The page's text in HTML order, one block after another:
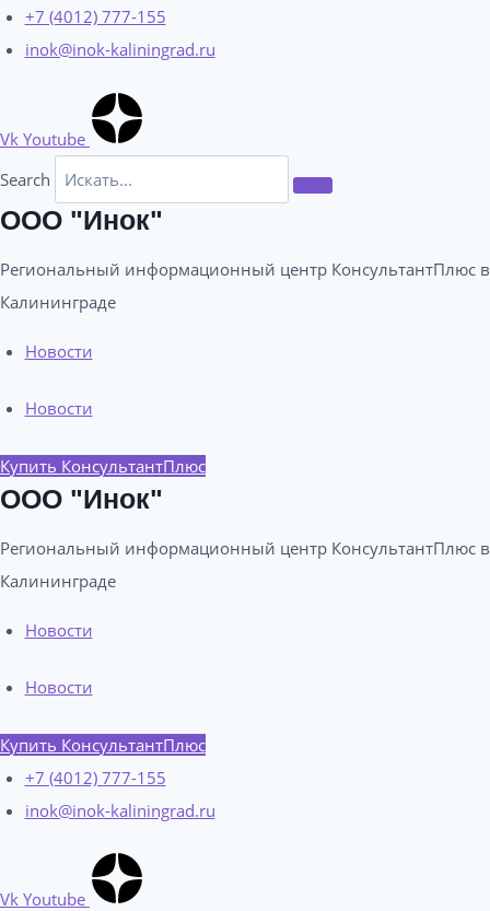
Перейти
к
+7 (4012) 777-155
inok@inok-kaliningrad.ru
Vk Youtube
Search
ООО "Инок"
Региональный информационный центр КонсультантПлюс в
Калининграде​
Новости
Новости
Купить КонсультантПлюс
ООО "Инок"
Региональный информационный центр КонсультантПлюс в
Калининграде​
Новости
Новости
Купить КонсультантПлюс
+7 (4012) 777-155
inok@inok-kaliningrad.ru
Vk Youtube